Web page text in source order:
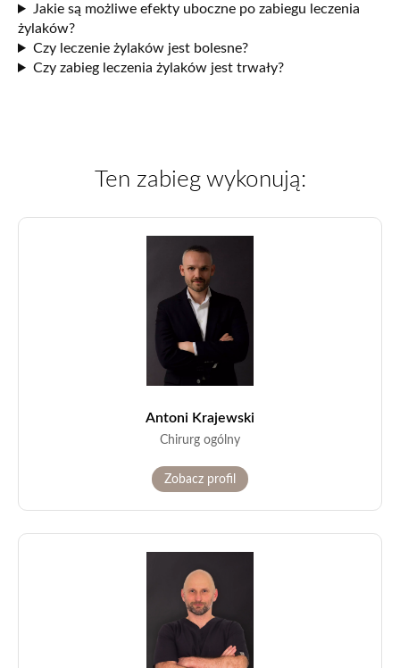
Jakie są możliwe efekty uboczne po zabiegu leczenia
żylaków?
Czy leczenie żylaków jest bolesne?
Czy zabieg leczenia żylaków jest trwały?
Ten zabieg wykonują:
Antoni Krajewski
Chirurg ogólny
Zobacz profil